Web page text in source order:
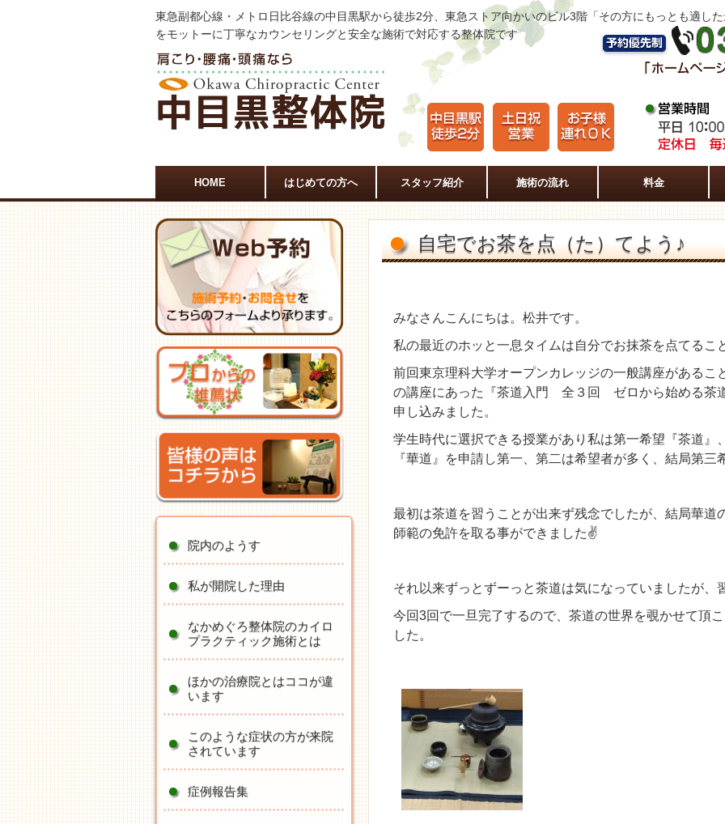
東急副都心線・メトロ日比谷線の中目黒駅から徒歩2分、東急ストア向かいのビル3階「その方にもっとも適し
をモットーに丁寧なカウンセリングと安全な施術で対応する整体院です
HOME はじめての方へ スタッフ紹介 施術の流れ 料金
自宅でお茶を点（た）てよう♪
みなさんこんにちは。松井です。
私の最近のホッと一息タイムは自分でお抹茶を点てるこ
前回東京理科大学オープンカレッジの一般講座があるこ
の講座にあった『茶道入門 全３回 ゼロから始める茶
申し込みました。
学生時代に選択できる授業があり私は第一希望『茶道』
『華道』を申請し第一、第二は希望者が多く、結局第三
最初は茶道を習うことが出来ず残念でしたが、結局華道
師範の免許を取る事ができました✌
それ以来ずっとずーっと茶道は気になっていましたが、
今回3回で一旦完了するので、茶道の世界を覗かせて頂
した。
院内のようす
私が開院した理由
なかめぐろ整体院のカイロ
プラクティック施術とは
ほかの治療院とはココが違
います
このような症状の方が来院
されています
症例報告集